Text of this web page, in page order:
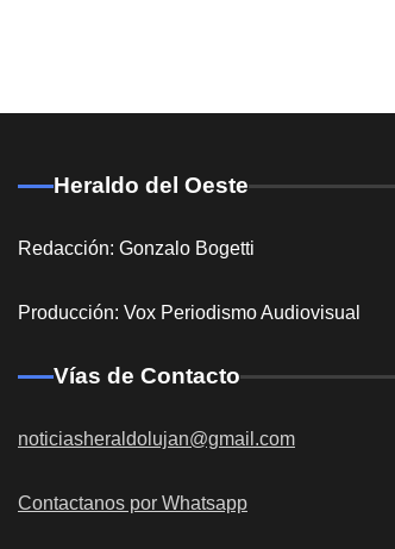
Heraldo del Oeste
Redacción: Gonzalo Bogetti
Producción: Vox Periodismo Audiovisual
Vías de Contacto
noticiasheraldolujan@gmail.com
Contactanos por Whatsapp